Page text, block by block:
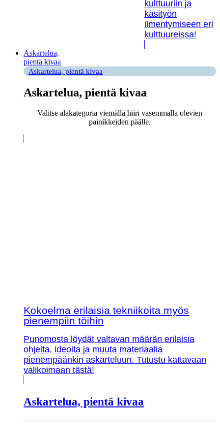
kulttuuriin ja
käsityön
ilmentymiseen eri
kulttuureissa!
Askartelua,
pientä kivaa
Askartelua, pientä kivaa
Askartelua, pientä kivaa
Valitse alakategoria viemällä hiiri vasemmalla olevien
painikkeiden päälle.
Kokoelma erilaisia tekniikoita myös
pienempiin töihin
Punomosta löydät valtavan määrän erilaisia
ohjeita, ideoita ja muuta materiaalia
pienempäänkin askarteluun. Tutustu kattavaan
valikoimaan tästä!
Askartelua, pientä kivaa